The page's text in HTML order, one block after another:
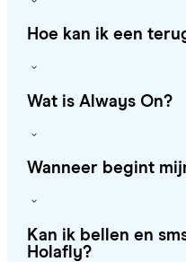
Hoe kan ik een
Wat is Always On?
Wanneer begint
Kan ik bellen en
Holafly?